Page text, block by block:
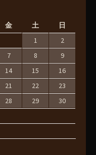
金 土 日
1
2
7 8
9
14 15
16
21 22
23
28 29
30